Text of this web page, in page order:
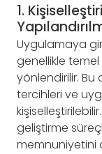
1.
Uygulamaya
genellikle temel
yönlendirilir. Bu
tercihleri ve
geliştirme
memnuniyetini